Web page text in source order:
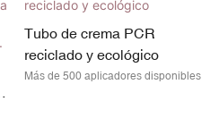
Tubo de crema PCR
reciclado y ecológico
Más de 500 aplicadores disponibles